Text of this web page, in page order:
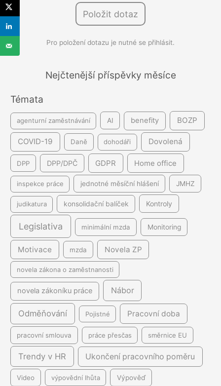
l
e
d
á
v
í
Položit dotaz
Pro položení dotazu je nutné se přihlásit.
Nejčtenější příspěvky měsíce
Témata
agenturní zaměstnávání AI benefity BOZP
COVID-19 Daně dohodáři Dovolená
DPP DPP/DPČ GDPR Home office
inspekce práce jednotné měsíční hlášení JMHZ
judikatura konsolidační balíček Kontroly
Legislativa minimální mzda Monitoring
Motivace mzda Novela ZP
novela zákona o zaměstnanosti
novela zákoníku práce Nábor
Odměňování Pojistné Pracovní doba
pracovní smlouva práce přesčas směrnice EU
Trendy v HR Ukončení pracovního poměru
Video výpovědní lhůta Výpověď